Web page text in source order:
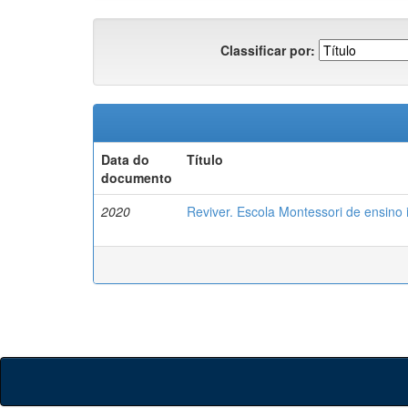
Classificar por:
Data do
documento
Título
2020 Reviver. Escola Montessori de ensino